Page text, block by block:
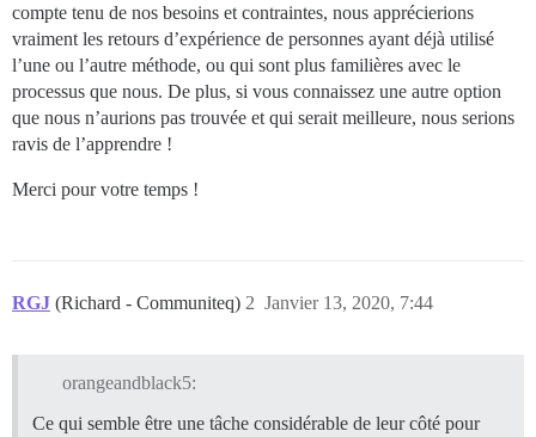
compte tenu de nos besoins et contraintes, nous apprécierions
vraiment les retours d’expérience de personnes ayant déjà utilisé
l’une ou l’autre méthode, ou qui sont plus familières avec le
processus que nous. De plus, si vous connaissez une autre option
que nous n’aurions pas trouvée et qui serait meilleure, nous serions
ravis de l’apprendre !
Merci pour votre temps !
RGJ (Richard - Communiteq) Janvier 13, 2020, 7:44
2
orangeandblack5:
Ce qui semble être une tâche considérable de leur côté pour